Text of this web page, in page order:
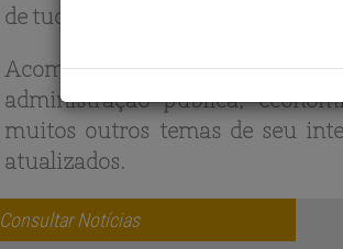
de tudo. Seu conhecimento se
Acompanhe aqui os
administração pública,
muitos outros temas de seu
atualizados.
Consultar Notícias